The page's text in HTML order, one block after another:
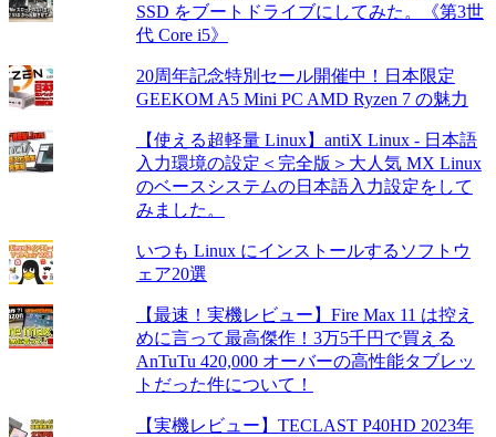
SSD をブートドライブにしてみた。《第3世
代 Core i5》
20周年記念特別セール開催中！日本限定
GEEKOM A5 Mini PC AMD Ryzen 7 の魅力
【使える超軽量 Linux】antiX Linux - 日本語
入力環境の設定＜完全版＞大人気 MX Linux
のベースシステムの日本語入力設定をして
みました。
いつも Linux にインストールするソフトウ
ェア20選
【最速！実機レビュー】Fire Max 11 は控え
めに言って最高傑作！3万5千円で買える
AnTuTu 420,000 オーバーの高性能タブレッ
トだった件について！
【実機レビュー】TECLAST P40HD 2023年